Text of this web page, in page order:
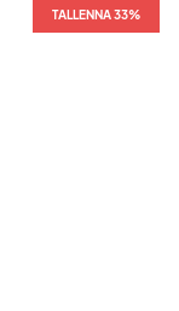
TALLENNA 33%